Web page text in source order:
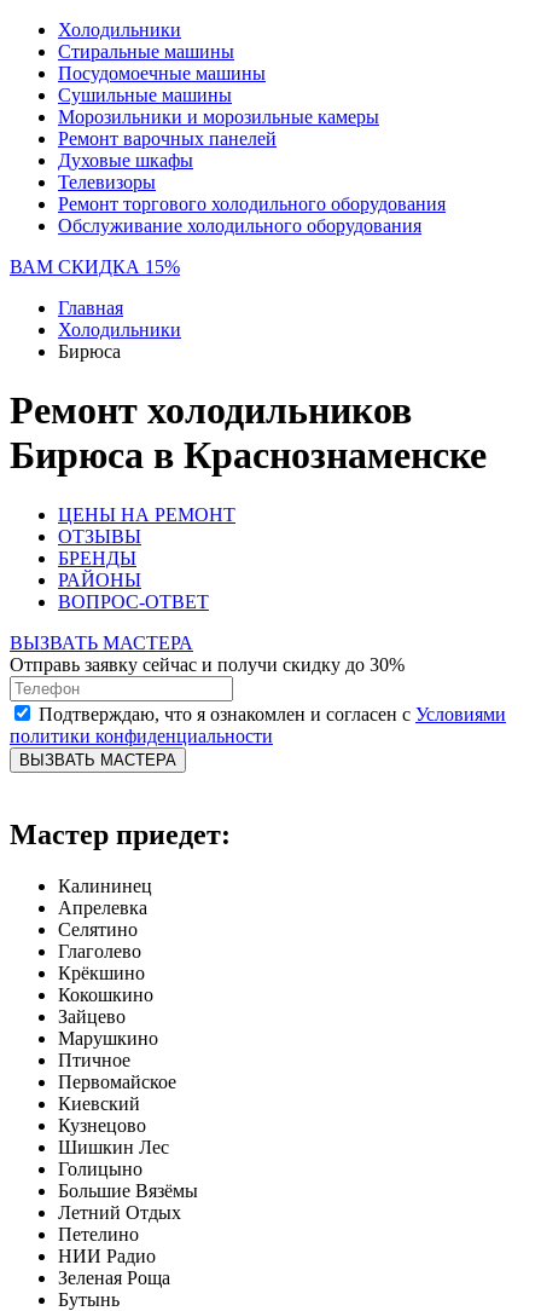
Холодильники
Стиральные машины
Посудомоечные машины
Сушильные машины
Морозильники и морозильные камеры
Ремонт варочных панелей
Духовые шкафы
Телевизоры
Ремонт торгового холодильного оборудования
Обслуживание холодильного оборудования
ВАМ СКИДКА 15%
Главная
Холодильники
Бирюса
Ремонт холодильников
Бирюса в Краснознаменске
ЦЕНЫ НА РЕМОНТ
ОТЗЫВЫ
БРЕНДЫ
РАЙОНЫ
ВОПРОС-ОТВЕТ
ВЫЗВАТЬ МАСТЕРА
Отправь заявку сейчас и получи скидку до 30%
Подтверждаю, что я ознакомлен и согласен с Условиями
политики конфиденциальности
ВЫЗВАТЬ МАСТЕРА
Мастер приедет:
Калининец
Апрелевка
Селятино
Глаголево
Крёкшино
Кокошкино
Зайцево
Марушкино
Птичное
Первомайское
Киевский
Кузнецово
Шишкин Лес
Голицыно
Большие Вязёмы
Летний Отдых
Петелино
НИИ Радио
Зеленая Роща
Бутынь